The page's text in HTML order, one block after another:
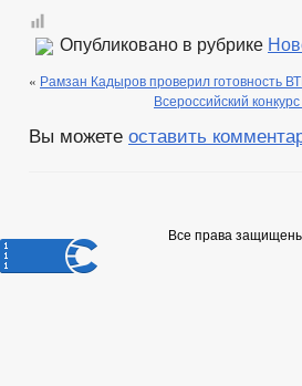
Опубликовано в рубрике
« Рамзан Кадыров проверил готовность
Всероссийский
Вы можете оставить
Все права